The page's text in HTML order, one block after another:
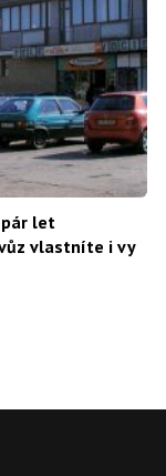
let
vlastníte i vy